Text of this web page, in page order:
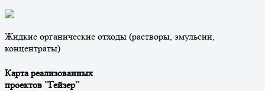
Жидкие органические отходы (растворы, эмульсии,
концентраты)
Карта реализованных
проектов ”Гейзер”